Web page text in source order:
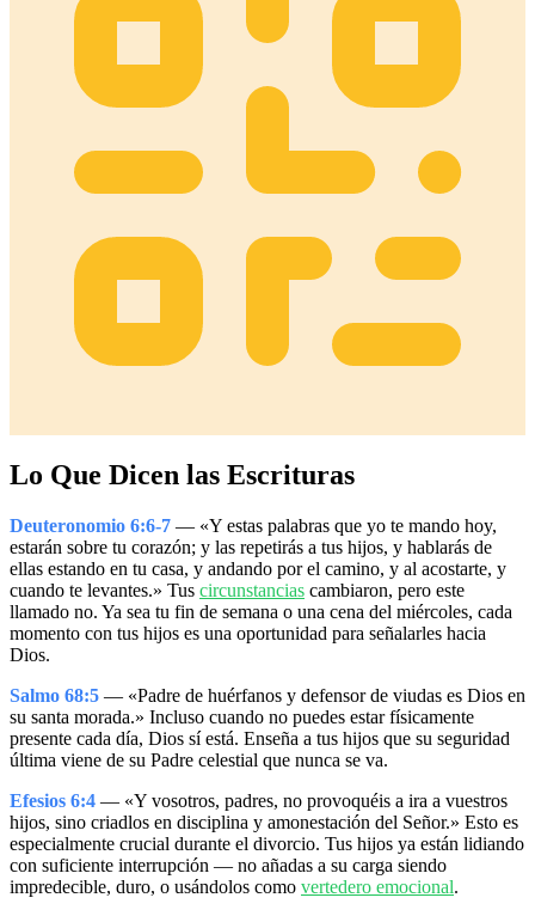
Lo Que Dicen las Escrituras
Deuteronomio 6:6-7 — «Y estas palabras que yo te mando hoy,
estarán sobre tu corazón; y las repetirás a tus hijos, y hablarás de
ellas estando en tu casa, y andando por el camino, y al acostarte, y
cuando te levantes.» Tus circunstancias cambiaron, pero este
llamado no. Ya sea tu fin de semana o una cena del miércoles, cada
momento con tus hijos es una oportunidad para señalarles hacia
Dios.
Salmo 68:5 — «Padre de huérfanos y defensor de viudas es Dios en
su santa morada.» Incluso cuando no puedes estar físicamente
presente cada día, Dios sí está. Enseña a tus hijos que su seguridad
última viene de su Padre celestial que nunca se va.
Efesios 6:4 — «Y vosotros, padres, no provoquéis a ira a vuestros
hijos, sino criadlos en disciplina y amonestación del Señor.» Esto es
especialmente crucial durante el divorcio. Tus hijos ya están lidiando
con suficiente interrupción — no añadas a su carga siendo
impredecible, duro, o usándolos como vertedero emocional.